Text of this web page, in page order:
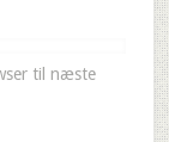
til næste